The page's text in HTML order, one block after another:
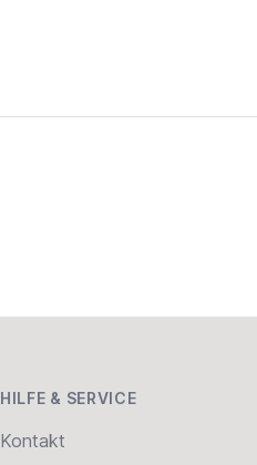
HILFE & SERVICE
Kontakt